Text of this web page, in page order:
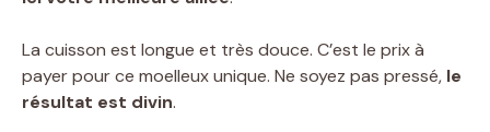
La cuisson est longue et très douce. C’est le prix à
payer pour ce moelleux unique. Ne soyez pas pressé, le
résultat est divin.